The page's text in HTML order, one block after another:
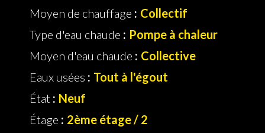
Moyen de chauffage
Collectif
Type d'eau chaude
Pompe à chaleur
Moyen d'eau chaude
Collective
Eaux usées
Tout à l'égout
État
Neuf
Étage
2ème étage / 2